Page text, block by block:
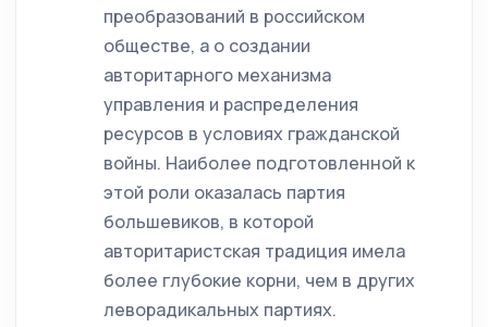
преобразований в российском
обществе, а о создании
авторитарного механизма
управления и распределения
ресурсов в условиях гражданской
войны. Наиболее подготовленной к
этой роли оказалась партия
большевиков, в которой
авторитаристская традиция имела
более глубокие корни, чем в других
леворадикальных партиях.